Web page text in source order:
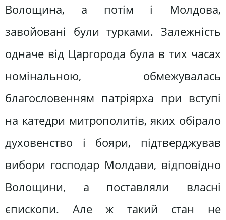
Волощина, а потім і Молдова,
завойовані були турками. Залежність
одначе від Царгорода була в тих часах
номінальною, обмежувалась
благословенням патріярха при вступі
на катедри митрополитів, яких обірало
духовенство і бояри, підтверджував
вибори господар Молдави, відповідно
Волощини, а поставляли власні
єпископи. Але ж такий стан не